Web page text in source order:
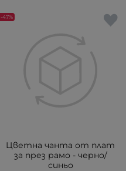
Цветна чанта от плат
за през рамо - черно/
синьо
-47%